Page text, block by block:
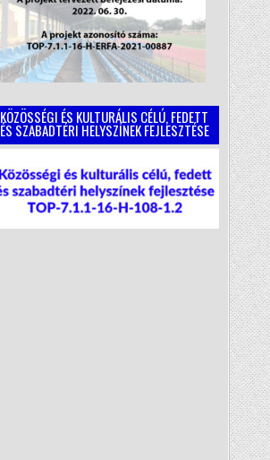
KÖZÖSSÉGI ÉS KULTURÁLIS CÉLÚ, FEDETT
ÉS SZABADTÉRI HELYSZÍNEK FEJLESZTÉSE